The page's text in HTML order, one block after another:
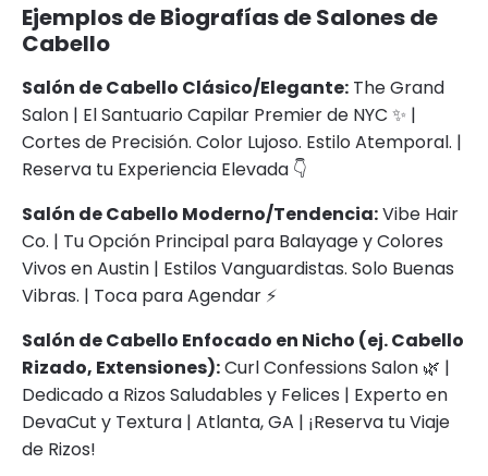
Ejemplos de Biografías de Salones de
Cabello
Salón de Cabello Clásico/Elegante: The Grand
Salon | El Santuario Capilar Premier de NYC ✨ |
Cortes de Precisión. Color Lujoso. Estilo Atemporal. |
Reserva tu Experiencia Elevada 👇
Salón de Cabello Moderno/Tendencia:Vibe Hair
Co. | Tu Opción Principal para Balayage y Colores
Vivos en Austin | Estilos Vanguardistas. Solo Buenas
Vibras. | Toca para Agendar ⚡
Salón de Cabello Enfocado en Nicho (ej. Cabello
Rizado, Extensiones):Curl Confessions Salon 🌿 |
Dedicado a Rizos Saludables y Felices | Experto en
DevaCut y Textura | Atlanta, GA | ¡Reserva tu Viaje
de Rizos!